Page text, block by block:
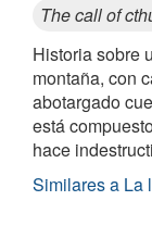
The call of
Historia sobre
montaña, con
abotargado
está
hace
Similares a La